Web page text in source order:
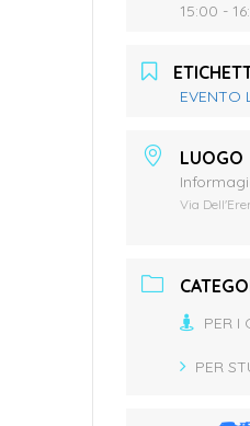
15:00 -
EVENTO
LUOGO
Via
PER I
PER